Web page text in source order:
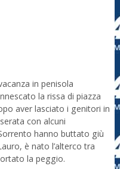
in penisola
la rissa di piazza
aver lasciato i genitori in
con alcuni
hanno buttato giù
è nato l’alterco tra
la peggio.